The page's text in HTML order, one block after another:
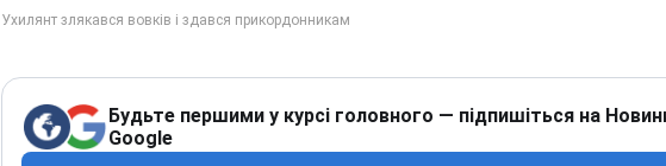
Будьте першими у курсі головного — підпишіться на
Google